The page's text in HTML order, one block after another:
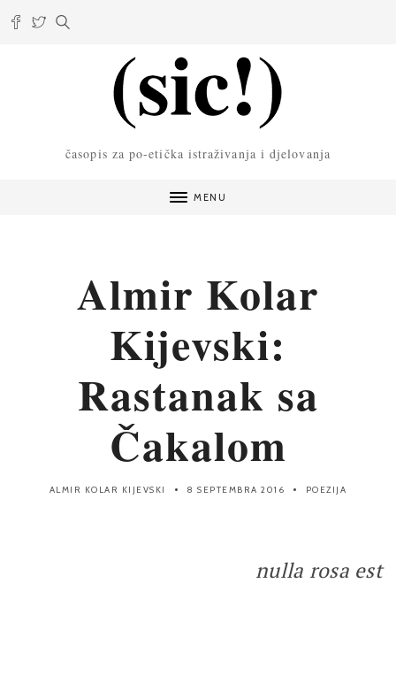
časopis za po-etička istraživanja i djelovanja
MENU
Almir Kolar
Kijevski:
Rastanak sa
Čakalom
ALMIR KOLAR KIJEVSKI 8 SEPTEMBRA 2016 POEZIJA
nulla rosa est